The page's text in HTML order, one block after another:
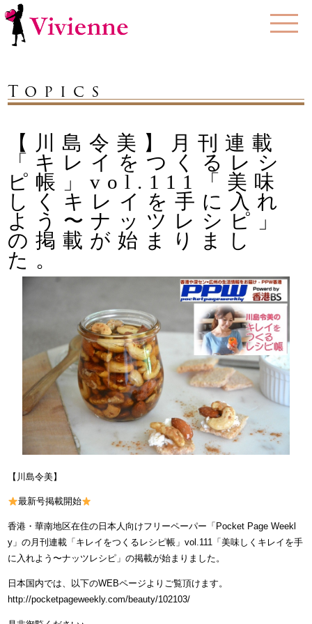
Topics
【川島令美】月刊連載
「キレイをつくるレシ
ピ帳」vol.111「美味
しくキレイを手に入れ
よう〜ナッツレシピ」
の掲載が始まりまし
た。
【川島令美】
最新号掲載開始
香港・華南地区在住の日本人向けフリーペーパー「Pocket Page Weekl
y」の月刊連載「キレイをつくるレシピ帳」vol.111「美味しくキレイを手
に入れよう〜ナッツレシピ」の掲載が始まりました。
日本国内では、以下のWEBページよりご覧頂けます。
http://pocketpageweekly.com/beauty/102103/